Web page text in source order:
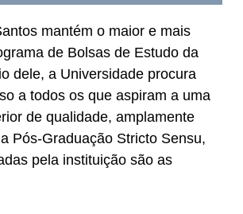
mantém o maior e mais
de Bolsas de Estudo da
dele, a Universidade procura
a todos os que aspiram a uma
de qualidade, amplamente
Pós-Graduação Stricto Sensu,
pela instituição são as